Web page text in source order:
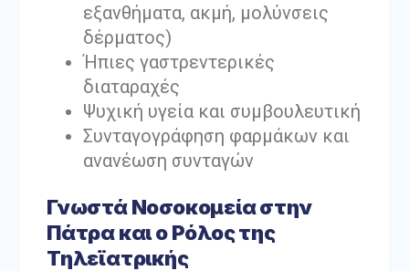
εξανθήματα, ακμή, μολύνσεις
δέρματος)
Ήπιες γαστρεντερικές
διαταραχές
Ψυχική υγεία και συμβουλευτική
Συνταγογράφηση φαρμάκων και
ανανέωση συνταγών
Γνωστά Νοσοκομεία στην
Πάτρα και ο Ρόλος της
Τηλεϊατρικής